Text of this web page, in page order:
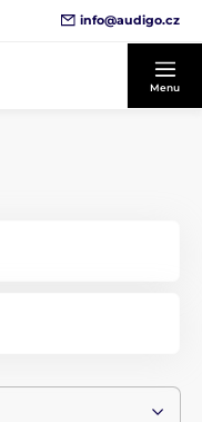
info@audigo.cz
Menu